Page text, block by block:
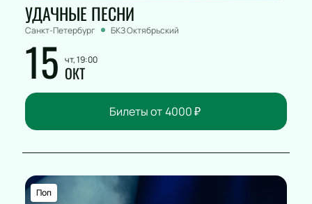
УДАЧНЫЕ ПЕСНИ
Санкт-Петербург БКЗ Октябрьский
15 чт, 19:00
ОКТ
Билеты от 4000₽
Поп